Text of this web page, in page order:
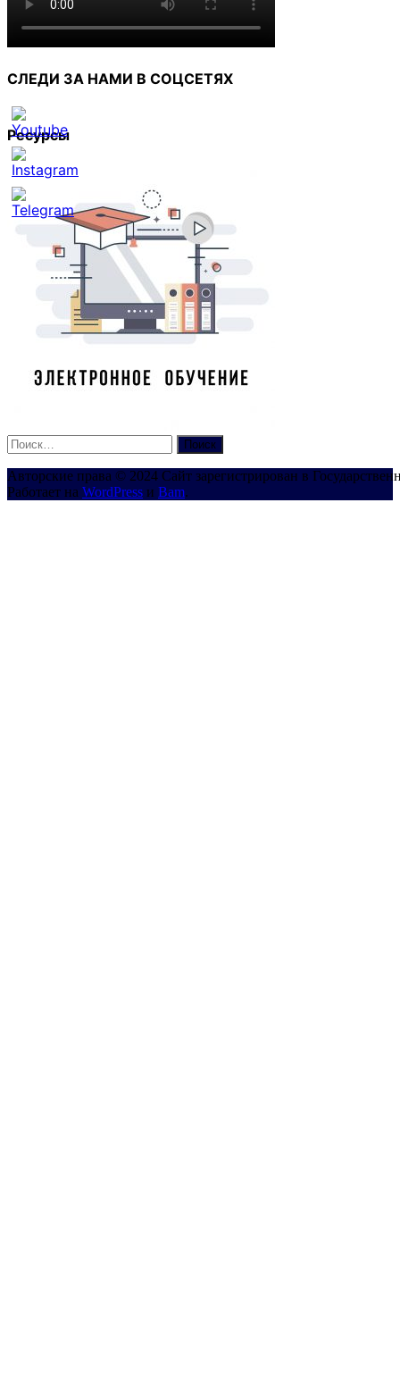
СЛЕДИ ЗА НАМИ В СОЦСЕТЯХ
Set
Youtube
Channel
Ресурсы
Найти:
Авторские права © 2024 Сайт зарегистрирован в
Работает на WordPress и Bam.